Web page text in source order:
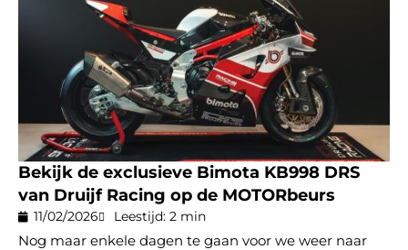
Bekijk de exclusieve Bimota KB998 DRS
van Druijf Racing op de MOTORbeurs
11/02/2026 Leestijd: 2 min
Nog maar enkele dagen te gaan voor we weer naar